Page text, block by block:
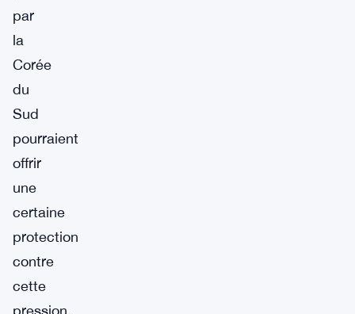
par
la
Corée
du
Sud
pourraient
offrir
une
certaine
protection
contre
cette
pression.